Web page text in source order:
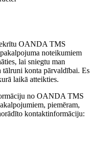
OANDA TMS
pakalpojuma noteikumiem
lai sniegtu man
tālruni konta pārvaldībai. Es
laikā atteikties.
no OANDA TMS
piemēram,
kontaktinformāciju: